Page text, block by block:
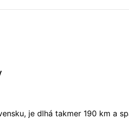
je dlhá takmer 190 km a